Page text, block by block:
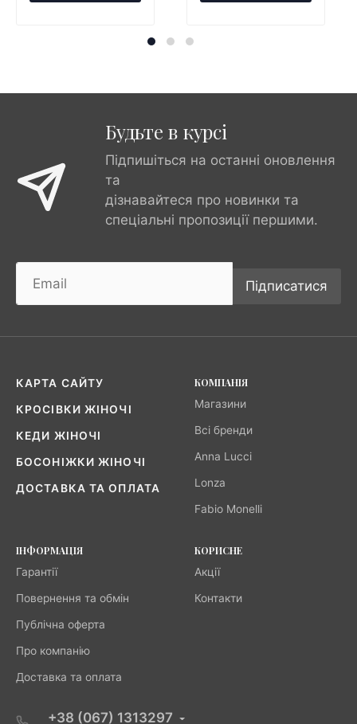
Будьте в курсі
Підпишіться на останні оновлення
та
дізнавайтеся про новинки та
спеціальні пропозиції першими.
Підписатися
КАРТА САЙТУ
КРОСІВКИ ЖІНОЧІ
КЕДИ ЖІНОЧІ
БОСОНІЖКИ ЖІНОЧІ
ДОСТАВКА ТА ОПЛАТА
КОМПАНІЯ
Магазини
Всі бренди
Anna Lucci
Lonza
Fabio Monelli
ІНФОРМАЦІЯ
Гарантії
Повернення та обмін
Публічна оферта
Про компанію
Доставка та оплата
КОРИСНЕ
Акції
Контакти
+38 (067) 1313297